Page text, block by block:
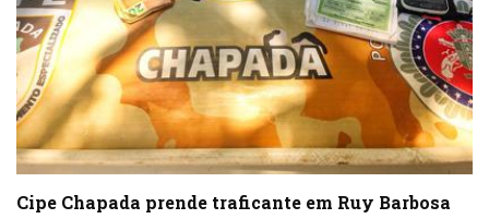
Cipe Chapada prende traficante em Ruy Barbosa